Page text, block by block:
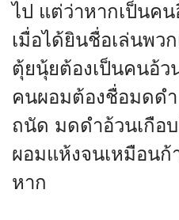
ไป แต่ว่าหากเป็นค
เมื่อได้ยินชื่อเล่นพว
ตุ้ยนุ้ยต้องเป็นคนอ้
คนผอมต้องชื่อมดด
ถนัด มดดำอ้วนเกือ
ผอมแห้งจนเหมือนก้
หาก